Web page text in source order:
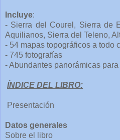
Incluye:
- Sierra del Courel, Sierra de
Aquilianos, Sierra del Teleno,
- 54 mapas topográficos a todo
- 745 fotografías
- Abundantes panorámicas
ÍNDICE DEL LIBRO:
Presentación
Datos generales
Sobre el libro